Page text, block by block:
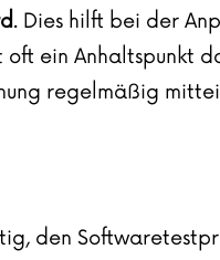
. Dies hilft bei der
ein Anhaltspunkt
regelmäßig
den